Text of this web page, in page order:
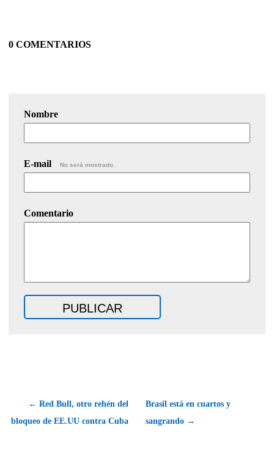
0 COMENTARIOS
Nombre
E-mail No será mostrado.
Comentario
← Red Bull, otro rehén del
bloqueo de EE.UU contra Cuba
Brasil está en cuartos y
sangrando →